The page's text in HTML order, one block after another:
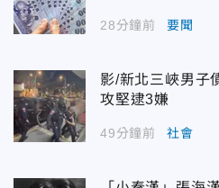
28分鐘前 要聞
影/新北三峽男
攻堅逮3嫌
49分鐘前 社會